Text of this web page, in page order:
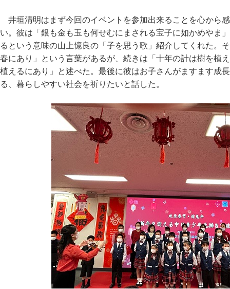
井垣清明はまず今回のイベントを参加出来ることを心から
い。彼は「銀も金も玉も何せむにまされる宝子に如かめやま
るという意味の山上憶良の「子を思う歌」紹介してくれた。
春にあり」という言葉があるが、続きは「十年の計は樹を植
植えるにあり」と述べた。最後に彼はお子さんがますます成
る、暮らしやすい社会を祈りたいと話した。